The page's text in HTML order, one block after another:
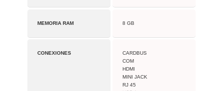
MEMORIA RAM 8 GB
CONEXIONES
CARDBUS
COM
HDMI
MINI JACK
RJ 45